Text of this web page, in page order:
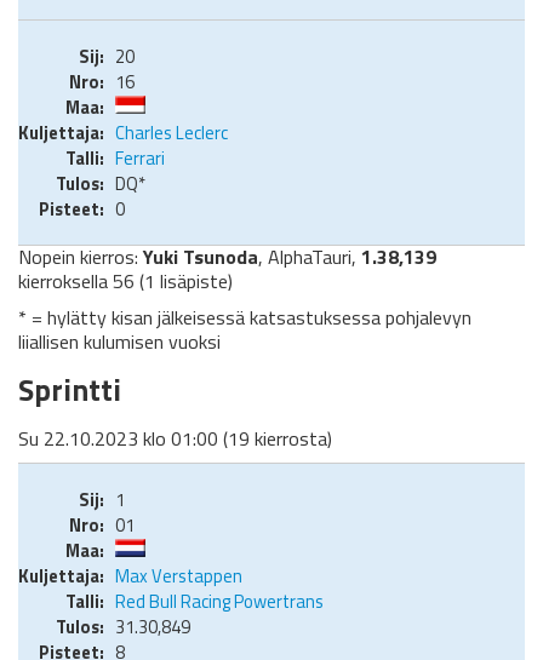
20
16
Charles Leclerc
Ferrari
DQ*
0
Nopein kierros:Yuki Tsunoda, AlphaTauri, 1.38,139
kierroksella 56 (1 lisäpiste)
* = hylätty kisan jälkeisessä katsastuksessa pohjalevyn
liiallisen kulumisen vuoksi
Sprintti
Su 22.10.2023 klo 01:00 (19 kierrosta)
1
01
Max Verstappen
Red Bull Racing Powertrans
31.30,849
8